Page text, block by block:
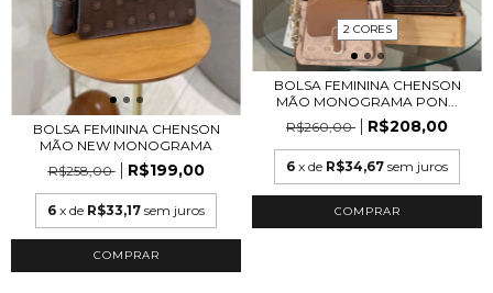
BOLSA FEMININA CHENSON
MÃO NEW MONOGRAMA
R$258,00
R$199,00
6 x de R$33,17 sem juros
2 CORES
BOLSA FEMININA CHENSON
MÃO MONOGRAMA PON...
R$260,00
R$208,00
6 x de R$34,67 sem juros
COMPRAR